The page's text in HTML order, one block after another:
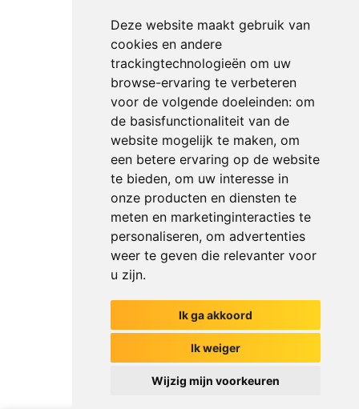
Deze website maakt gebruik van
cookies en andere
trackingtechnologieën om uw
browse-ervaring te verbeteren
voor de volgende doeleinden: om
de basisfunctionaliteit van de
website mogelijk te maken, om
een betere ervaring op de website
te bieden, om uw interesse in
onze producten en diensten te
meten en marketinginteracties te
personaliseren, om advertenties
weer te geven die relevanter voor
u zijn.
Ik ga akkoord
Ik weiger
Wijzig mijn voorkeuren
Het begin van jouw gesprek
Chat met ons